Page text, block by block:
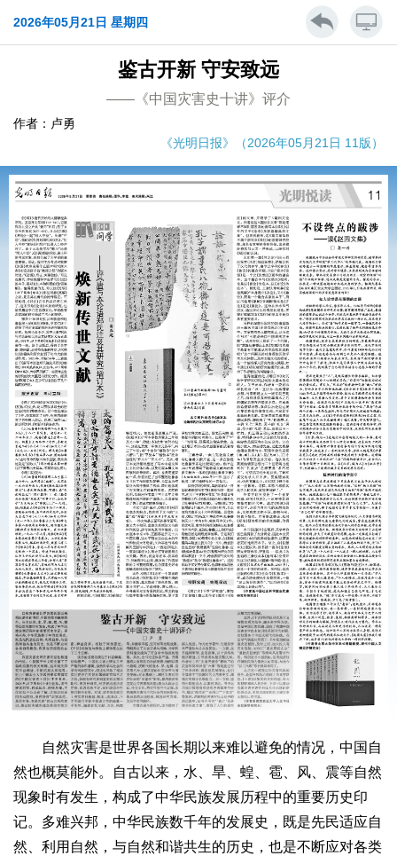
2026年05月21日 星期四
鉴古开新 守安致远
——《中国灾害史十讲》评介
作者：卢勇
《光明日报》（2026年05月21日 11版）
自然灾害是世界各国长期以来难以避免的情况，中国自
然也概莫能外。自古以来，水、旱、蝗、雹、风、震等自然
现象时有发生，构成了中华民族发展历程中的重要历史印
记。多难兴邦，中华民族数千年的发展史，既是先民适应自
然、利用自然，与自然和谐共生的历史，也是不断应对各类